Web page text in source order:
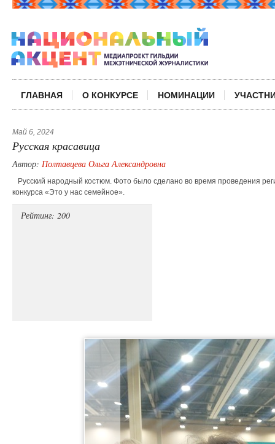
ГЛАВНАЯ О КОНКУРСЕ НОМИНАЦИИ
Май 6, 2024
Русская красавица
Автор: Полтавцева Ольга Александровна
Русский народный костюм. Фото было сделано во время проведения
конкурса «Это у нас семейное».
Рейтинг: 200